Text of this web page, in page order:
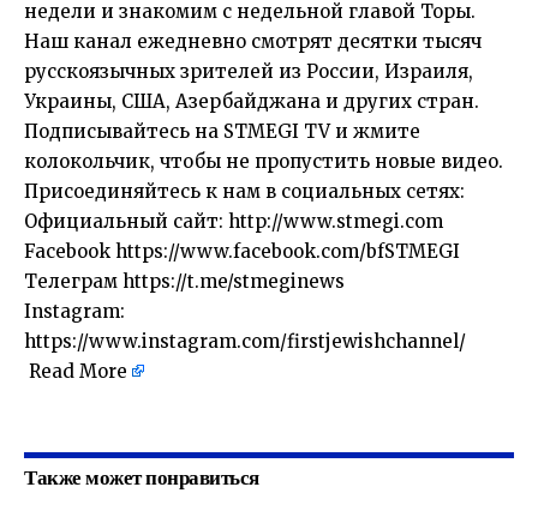
недели и знакомим с недельной главой Торы.
Наш канал ежедневно смотрят десятки тысяч
русскоязычных зрителей из России, Израиля,
Украины, США, Азербайджана и других стран.
Подписывайтесь на STMEGI TV и жмите
колокольчик, чтобы не пропустить новые видео.
Присоединяйтесь к нам в социальных сетях:
Официальный сайт: http://www.stmegi.com
Facebook https://www.facebook.com/bfSTMEGI
Телеграм https://t.me/stmeginews
Instagram:
https://www.instagram.com/firstjewishchannel/
Read More
Также может понравиться